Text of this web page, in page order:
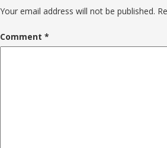
Your email address will not be published.
Comment *